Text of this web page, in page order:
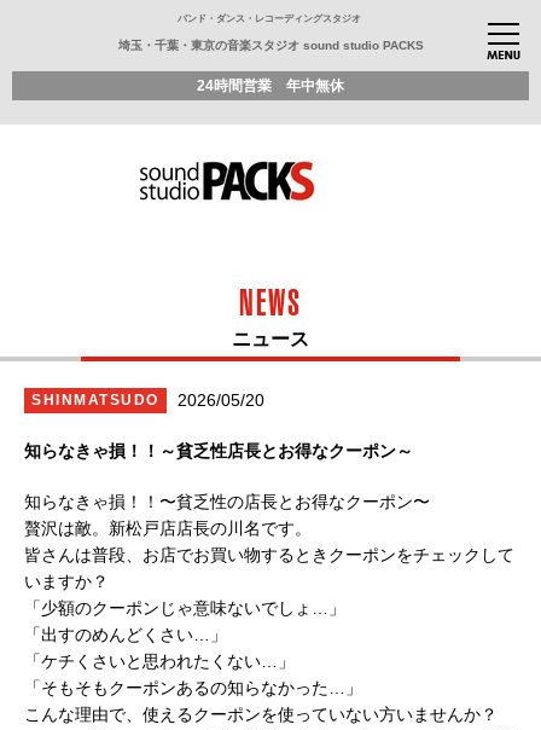
バンド・ダンス・レコーディングスタジオ
埼玉・千葉・東京の音楽スタジオ sound studio PACKS
24時間営業 年中無休
NEWS
ニュース
SHINMATSUDO 2026/05/20
知らなきゃ損！！～貧乏性店長とお得なクーポン～
知らなきゃ損！！〜貧乏性の店長とお得なクーポン〜
贅沢は敵。新松戸店店長の川名です。
皆さんは普段、お店でお買い物するときクーポンをチェックして
いますか？
「少額のクーポンじゃ意味ないでしょ…」
「出すのめんどくさい…」
「ケチくさいと思われたくない…」
「そもそもクーポンあるの知らなかった…」
こんな理由で、使えるクーポンを使っていない方いませんか？